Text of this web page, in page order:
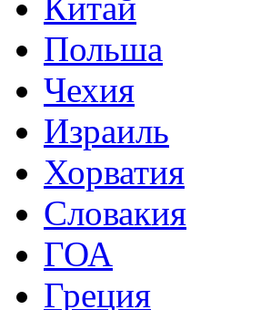
Польша
Чехия
Израиль
Хорватия
Словакия
ГОА
Греция